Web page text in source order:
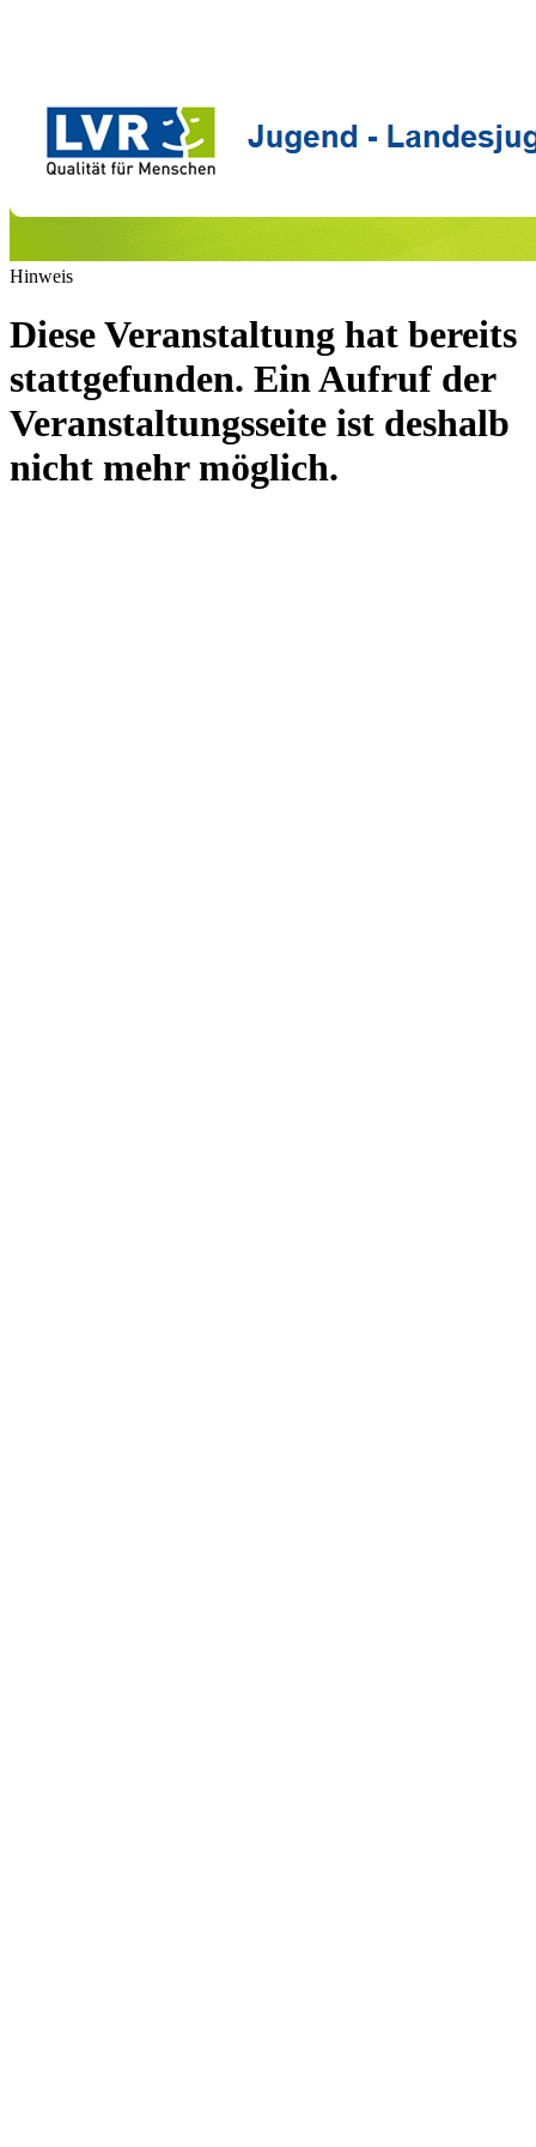
Hinweis
Diese Veranstaltung hat bereits
stattgefunden. Ein Aufruf der
Veranstaltungsseite ist deshalb
nicht mehr möglich.